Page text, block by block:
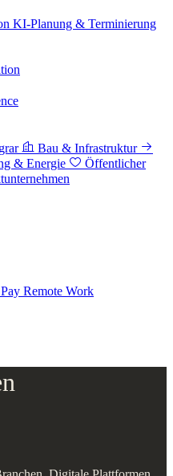
KI-Planung & Terminierung
Bau & Infrastruktur
& Energie
Öffentlicher
Remote Work